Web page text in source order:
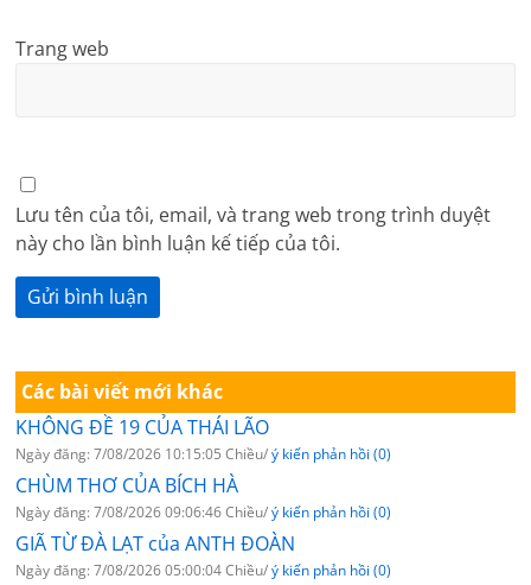
Trang web
Lưu tên của tôi, email, và trang web trong trình duyệt
này cho lần bình luận kế tiếp của tôi.
Các bài viết mới khác
KHÔNG ĐỀ 19 CỦA THÁI LÃO
Ngày đăng: 7/08/2026 10:15:05 Chiều/ý kiến phản hồi (0)
CHÙM THƠ CỦA BÍCH HÀ
Ngày đăng: 7/08/2026 09:06:46 Chiều/ý kiến phản hồi (0)
GIÃ TỪ ĐÀ LẠT của ANTH ĐOÀN
Ngày đăng: 7/08/2026 05:00:04 Chiều/ý kiến phản hồi (0)